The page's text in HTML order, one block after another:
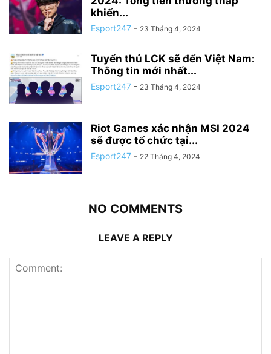
khiến...
Esport247 - 23 Tháng 4, 2024
Tuyển thủ LCK sẽ đến Việt Nam:
Thông tin mới nhất...
Esport247 - 23 Tháng 4, 2024
Riot Games xác nhận MSI 2024
sẽ được tổ chức tại...
Esport247 - 22 Tháng 4, 2024
NO COMMENTS
LEAVE A REPLY